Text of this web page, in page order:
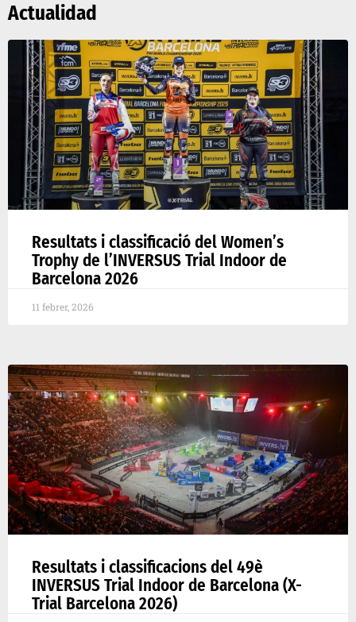
Actualidad
Resultats i classificació del Women’s
Trophy de l’INVERSUS Trial Indoor de
Barcelona 2026
11 febrer, 2026
Resultats i classificacions del 49è
INVERSUS Trial Indoor de Barcelona (X-
Trial Barcelona 2026)